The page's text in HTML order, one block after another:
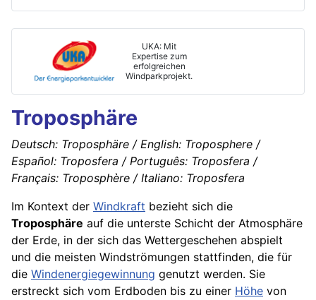
UKA: Mit
Expertise zum
erfolgreichen
Windparkprojekt.
Troposphäre
Deutsch: Troposphäre / English: Troposphere /
Español: Troposfera / Português: Troposfera /
Français: Troposphère / Italiano: Troposfera
Im Kontext der Windkraft bezieht sich die
Troposphäre auf die unterste Schicht der Atmosphäre
der Erde, in der sich das Wettergeschehen abspielt
und die meisten Windströmungen stattfinden, die für
die Windenergiegewinnung genutzt werden. Sie
erstreckt sich vom Erdboden bis zu einer Höhe von